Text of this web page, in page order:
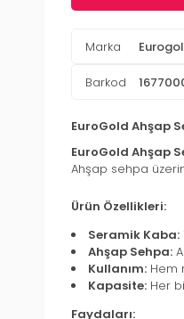
Marka
Barkod
EuroGold Ahşap
EuroGold Ahşap
Ahşap sehpa
Ürün Özellikleri:
Seramik Kaba:
Ahşap Sehpa:
Kullanım: Hem
Kapasite: Her
Faydaları: